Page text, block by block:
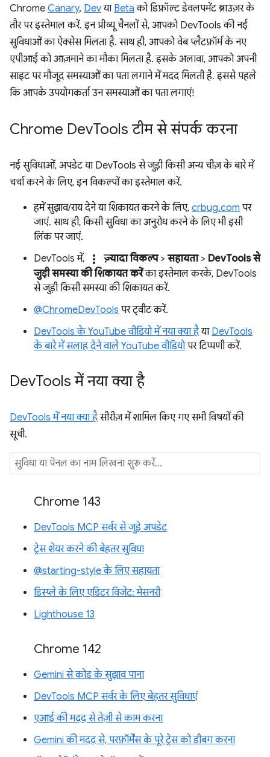
Chrome Canary, Devया Beta को डिफ़ॉल्ट डेवलपमेंट ब्राउज़र के
तौर पर इस्तेमाल करें. इन प्रीव्यू चैनलों से, आपको DevTools की नई
सुविधाओं का ऐक्सेस मिलता है. साथ ही, आपको वेब प्लैटफ़ॉर्म के नए
एपीआई को आज़माने का मौका मिलता है. इसके अलावा, आपको अपनी
साइट पर मौजूद समस्याओं का पता लगाने में मदद मिलती है. इससे पहले
कि आपके उपयोगकर्ता उन समस्याओं का पता लगाएं!
Chrome DevTools टीम से संपर्क करना
नई सुविधाओं, अपडेट या DevTools से जुड़ी किसी अन्य चीज़ के बारे में
चर्चा करने के लिए, इन विकल्पों का इस्तेमाल करें.
हमें सुझाव/राय देने या शिकायत करने के लिए, crbug.com पर
जाएं. साथ ही, किसी सुविधा का अनुरोध करने के लिए भी इसी
लिंक पर जाएं.
DevTools में,
more_vert ज़्यादा विकल्प> सहायता> DevTools से
जुड़ी समस्या की शिकायत करेंका इस्तेमाल करके, DevTools
से जुड़ी किसी समस्या की शिकायत करें.
@ChromeDevTools पर ट्वीट करें.
DevTools के YouTube वीडियो में नया क्या हैया DevTools
के बारे में सलाह देने वाले YouTube वीडियोपर टिप्पणी करें.
DevTools में नया क्या है
DevTools में नया क्या हैसीरीज़ में शामिल किए गए सभी विषयों की
सूची.
Chrome 143
DevTools MCP सर्वर से जुड़े अपडेट
ट्रेस शेयर करने की बेहतर सुविधा
@starting-style के लिए सहायता
डिस्प्ले के लिए एडिटर विजेट: मेसनरी
Lighthouse 13
Chrome 142
Gemini से कोड के सुझाव पाना
DevTools MCP सर्वर के लिए बेहतर सुविधाएं
एआई की मदद से तेज़ी से काम करना
Gemini की मदद से, परफ़ॉर्मेंस के पूरे ट्रेस को डीबग करना